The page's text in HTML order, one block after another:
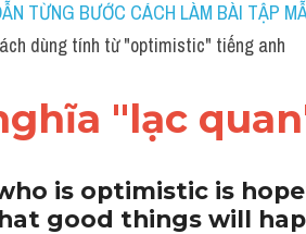
TỪNG BƯỚC CÁCH LÀM BÀI TẬP
dùng tính từ "optimistic" tiếng anh
"lạc
is optimistic is
good things will